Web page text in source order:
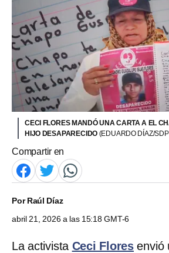
CECI FLORES MANDÓ UNA CARTA A EL
HIJO DESAPARECIDO (EDUARDO DÍAZ/
Compartir en
PorRaúl Díaz
abril 21, 2026 a las 15:18 GMT-6
La activista Ceci Flores envió